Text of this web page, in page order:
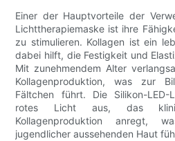
Einer der Hauptvorteile der
Lichttherapiemaske ist ihre
zu stimulieren. Kollagen ist ein
dabei hilft, die Festigkeit und
Mit zunehmendem Alter
Kollagenproduktion, was zur
Fältchen führt. Die Silikon-LED-
rotes Licht aus, das
Kollagenproduktion anregt,
jugendlicher aussehenden Haut